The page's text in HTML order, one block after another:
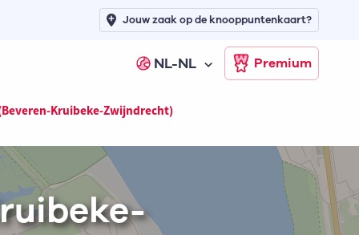
NL-NL Premium
Jouw zaak op de knooppuntenkaart?
Kruibeke-Zwijndrecht)